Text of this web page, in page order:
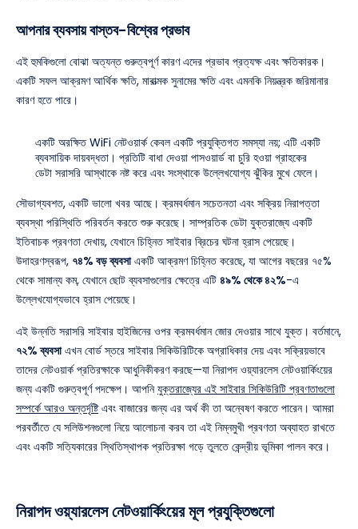
আপনার ব্যবসায় বাস্তব-বিশ্বের প্রভাব
এই হুমকিগুলো বোঝা অত্যন্ত গুরুত্বপূর্ণ কারণ এদের প্রভাব প্রত্যক্ষ এবং ক্ষতিকারক।
একটি সফল আক্রমণ আর্থিক ক্ষতি, মারাত্মক সুনামের ক্ষতি এবং এমনকি নিয়ন্ত্রক জরিমানার
কারণ হতে পারে।
একটি অরক্ষিত WiFi নেটওয়ার্ক কেবল একটি প্রযুক্তিগত সমস্যা নয়; এটি একটি
ব্যবসায়িক দায়বদ্ধতা। প্রতিটি বাধা দেওয়া পাসওয়ার্ড বা চুরি হওয়া গ্রাহকের
ডেটা সরাসরি আস্থাকে নষ্ট করে এবং সংস্থাকে উল্লেখযোগ্য ঝুঁকির মুখে ফেলে।
সৌভাগ্যবশত, একটি ভালো খবর আছে। ক্রমবর্ধমান সচেতনতা এবং সক্রিয় নিরাপত্তা
ব্যবস্থা পরিস্থিতি পরিবর্তন করতে শুরু করেছে। সাম্প্রতিক ডেটা যুক্তরাজ্যে একটি
ইতিবাচক প্রবণতা দেখায়, যেখানে চিহ্নিত সাইবার ব্রিচের ঘটনা হ্রাস পেয়েছে।
উদাহরণস্বরূপ, ৭৪% বড় ব্যবসাএকটি আক্রমণ চিহ্নিত করেছে, যা আগের বছরের ৭৫%
থেকে সামান্য কম, যেখানে ছোট ব্যবসাগুলোর ক্ষেত্রে এটি ৪৯% থেকে ৪২%-এ
উল্লেখযোগ্যভাবে হ্রাস পেয়েছে।
এই উন্নতি সরাসরি সাইবার হাইজিনের ওপর ক্রমবর্ধমান জোর দেওয়ার সাথে যুক্ত। বর্তমানে,
৭২% ব্যবসাএখন বোর্ড স্তরে সাইবার সিকিউরিটিকে অগ্রাধিকার দেয় এবং সক্রিয়ভাবে
তাদের নেটওয়ার্ক প্রতিরক্ষাকে আধুনিকীকরণ করছে—যা নিরাপদ ওয়্যারলেস নেটওয়ার্কিংয়ের
জন্য একটি গুরুত্বপূর্ণ পদক্ষেপ। আপনিযুক্তরাজ্যের এই সাইবার সিকিউরিটি প্রবণতাগুলো
সম্পর্কে আরও অন্তর্দৃষ্টিএবং বাজারের জন্য এর অর্থ কী তা অন্বেষণ করতে পারেন। আমরা
পরবর্তীতে যে সলিউশনগুলো নিয়ে আলোচনা করব তা এই নিম্নমুখী প্রবণতা অব্যাহত রাখতে
এবং একটি সত্যিকারের স্থিতিস্থাপক প্রতিরক্ষা গড়ে তুলতে কেন্দ্রীয় ভূমিকা পালন করে।
নিরাপদ ওয়্যারলেস নেটওয়ার্কিংয়ের মূল প্রযুক্তিগুলো